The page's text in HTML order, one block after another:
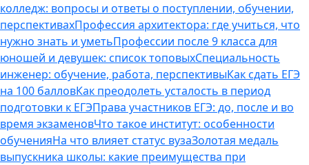
колледж: вопросы и ответы о поступлении, обучении,
перспективахПрофессия архитектора: где учиться, что
нужно знать и уметьПрофессии после 9 класса для
юношей и девушек: список топовыхСпециальность
инженер: обучение, работа, перспективыКак сдать ЕГЭ
на 100 балловКак преодолеть усталость в период
подготовки к ЕГЭПрава участников ЕГЭ: до, после и во
время экзаменовЧто такое институт: особенности
обученияНа что влияет статус вузаЗолотая медаль
выпускника школы: какие преимущества при